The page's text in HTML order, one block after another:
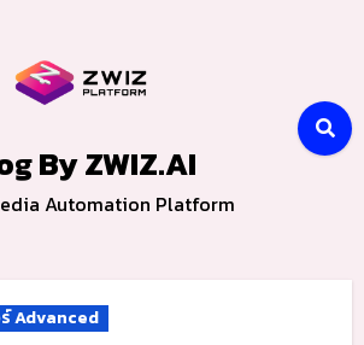
By ZWIZ.AI
Automation Platform
Advanced